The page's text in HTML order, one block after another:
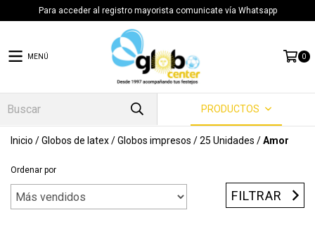
Para acceder al registro mayorista comunicate vía Whatsapp
MENÚ 0
PRODUCTOS
Inicio /Globos de latex/Globos impresos /25 Unidades /Amor
Ordenar por
FILTRAR